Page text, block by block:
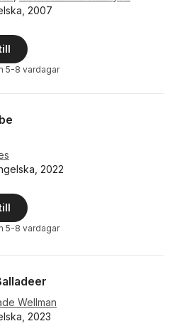
2007
5-8 vardagar
2022
5-8 vardagar
Wellman
2023